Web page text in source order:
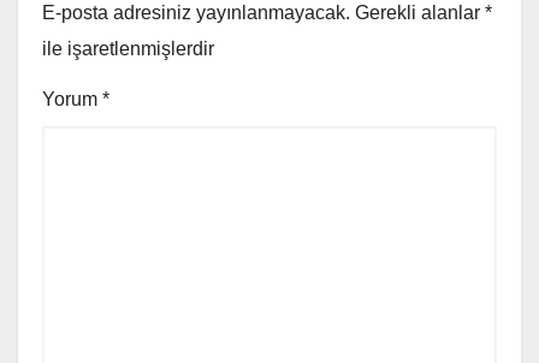
E-posta adresiniz yayınlanmayacak. Gerekli alanlar *
ile işaretlenmişlerdir
Yorum *